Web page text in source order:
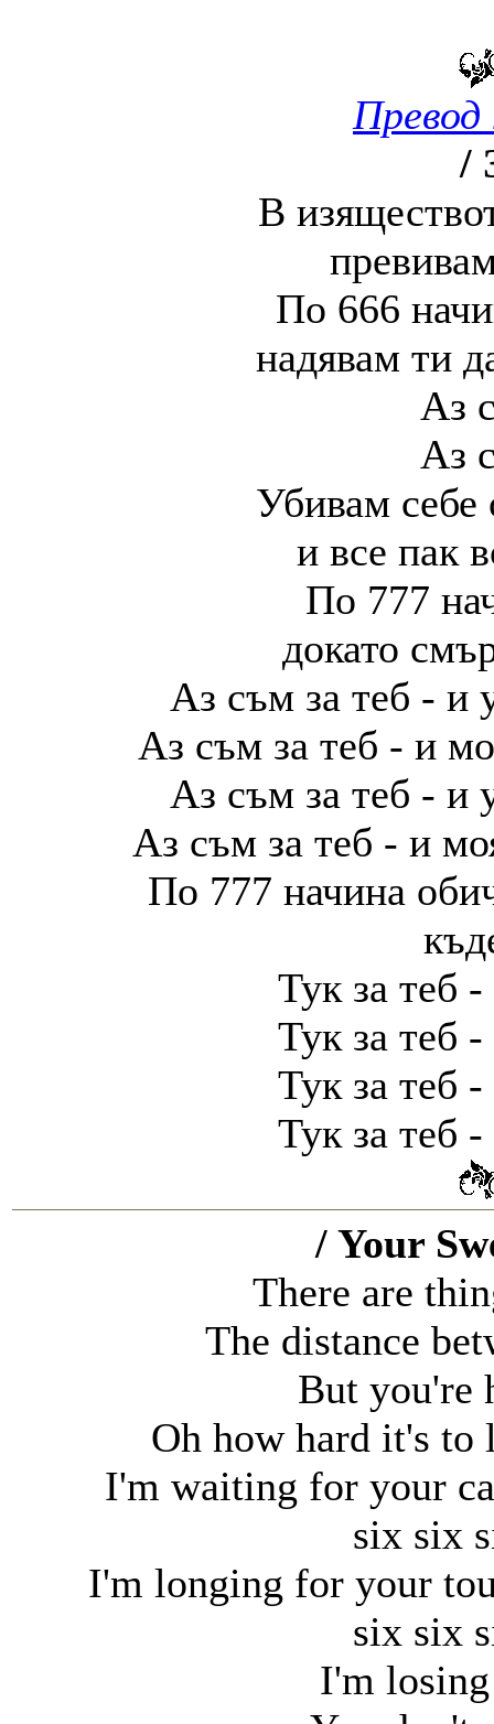
Превод
/
В
По 666
надявам ти
Аз
Аз
Убивам себе
и все пак
По 777
докато
Аз съм за теб - и
Аз съм за теб - и
Аз съм за теб - и
Аз съм за теб - и
По 777 начина
Тук за теб
Тук за теб
Тук за теб
Тук за теб
/ Your
There are
The distance
But you're
Oh how hard it's to
I'm waiting for your
six six
I'm longing for your
six six
I'm